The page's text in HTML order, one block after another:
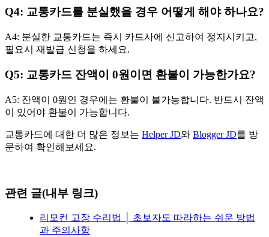
Q4: 교통카드를 분실했을 경우 어떻게 해야 하나요?
A4: 분실한 교통카드는 즉시 카드사에 신고하여 정지시키고,
필요시 재발급 신청을 하세요.
Q5: 교통카드 잔액이 0원이면 환불이 가능한가요?
A5: 잔액이 0원인 경우에는 환불이 불가능합니다. 반드시 잔액
이 있어야 환불이 가능합니다.
교통카드에 대한 더 많은 정보는 Helper JD와 Blogger JD를 방
문하여 확인해보세요.
관련 글(내부 링크)
리모컨 고장 수리법 │ 초보자도 따라하는 쉬운 방법
과 주의사항